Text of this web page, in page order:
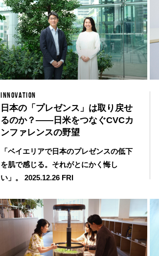
INNOVATION
日本の「プレゼンス」は取り戻せ
るのか？——日米をつなぐCVCカ
ンファレンスの野望
「ベイエリアで日本のプレゼンスの低下
を肌で感じる。それがとにかく悔し
い」。
2025.12.26 FRI